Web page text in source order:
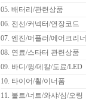
05. 배터리/관련상품
06. 전선/커넥터/연장코드
07. 엔진/머플러/에어크리너
08. 연료/스타터 관련상품
09. 바디/윙/데칼/도료/LED
10. 타이어/휠/이너폼
11. 볼트/너트/와샤/심/오링